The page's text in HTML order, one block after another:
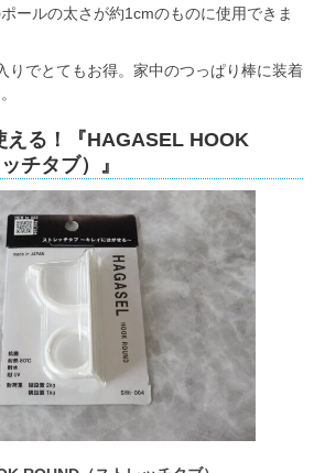
ールの太さが約1cmのものに使用できま
りでとてもお得。家中のつっぱり棒に装着
える！『HAGASEL HOOK
チタブ）』